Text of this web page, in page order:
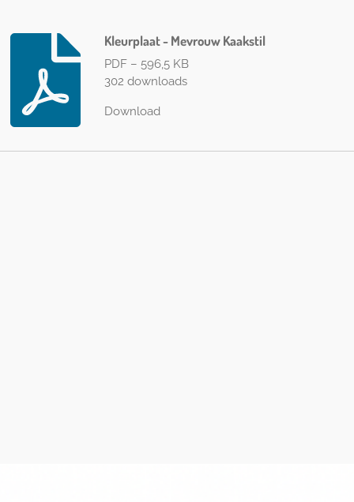
Kleurplaat - Mevrouw Kaakstil
PDF – 596,5 KB
302 downloads
Download